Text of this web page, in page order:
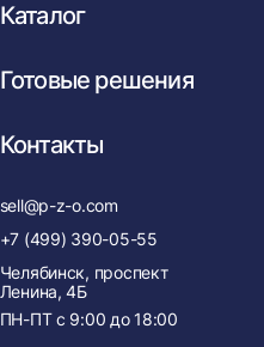
Каталог
Готовые решения
Контакты
sell@p-z-o.com
+7 (499) 390-05-55
Челябинск, проспект
Ленина, 4Б
ПН-ПТ с 9:00 до 18:00